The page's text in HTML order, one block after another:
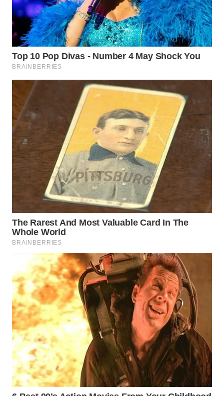
CIANJUR
WN
KEPULAUAN
SERIBU
WN
TANGERANG
WN
BINJAI
WN
CIREBON
INDRAMAYU
WN
KUNINGAN
WN
MAJALENGKA
WN
SUBANG
WN
SUKABUMI
WN
PURWAKARTA